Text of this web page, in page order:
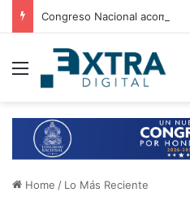
Menu
Home / Lo Más Reciente